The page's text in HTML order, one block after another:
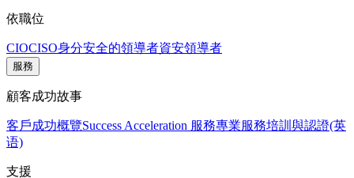
依職位
CIOCISO身分安全的領導者資安領導者
服務
顧客成功故事
客戶成功概覽Success Acceleration 服務專業服務培訓與認證(英
语)
支援